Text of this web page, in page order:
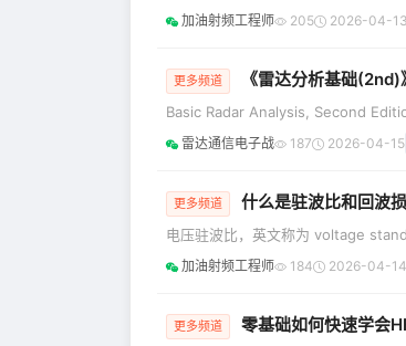
流的表达式。 第二部分，主要是说
数。 （一） 传输线可以等效为电阻，电感串联
加油射频工程师 205 2026-04-13
更多频道 《雷达分析基础(2nd)
Basic Radar Analysis, Second
数、波形、天线、有源阵列、接收
数、匹配滤波理论和Swerling目标
雷达通信电子战 187 2026-04-15
更多频道 什么是驻波比和回波
电压驻波比，英文称为 voltage
拿一个射频器件来，其中肯定有一
线进行传输时，如果传输线的负载
加油射频工程师 184 2026-04-14
更多频道 零基础如何快速学会